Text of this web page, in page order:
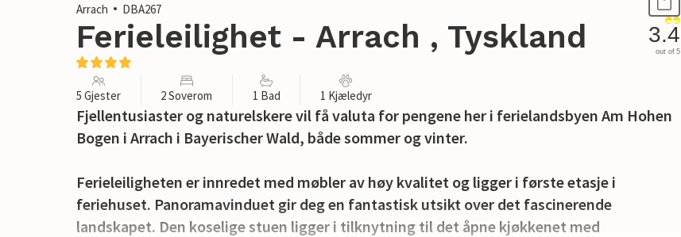
Arrach
DBA267
Ferieleilighet - Arrach , Tyskland 3.4
out of 5
5 Gjester 2 Soverom 1 Bad 1 Kjæledyr
Fjellentusiaster og naturelskere vil få valuta for pengene her i ferielandsbyen Am Hohen
Bogen i Arrach i Bayerischer Wald, både sommer og vinter.
Ferieleiligheten er innredet med møbler av høy kvalitet og ligger i første etasje i
feriehuset. Panoramavinduet gir deg en fantastisk utsikt over det fascinerende
landskapet. Den koselige stuen ligger i tilknytning til det åpne kjøkkenet med